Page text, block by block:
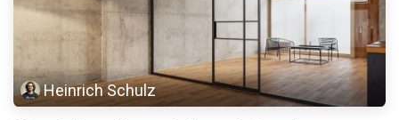
Heinrich Schulz